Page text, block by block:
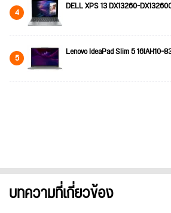
4 DELL XPS 13 DX13260-
5 Lenovo IdeaPad Slim 5 16IAH10-
บทความที่เกี่ยวข้อง